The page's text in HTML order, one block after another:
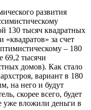
развития
130 тысяч квадратных
за счет
– 180
69,2 тысячи
домов). Как стало
вариант в 180
на него и будут
скорее всего, будет
уже вложили деньги в